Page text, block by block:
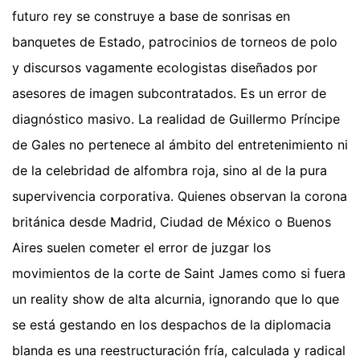
futuro rey se construye a base de sonrisas en
banquetes de Estado, patrocinios de torneos de polo
y discursos vagamente ecologistas diseñados por
asesores de imagen subcontratados. Es un error de
diagnóstico masivo. La realidad de Guillermo Príncipe
de Gales no pertenece al ámbito del entretenimiento ni
de la celebridad de alfombra roja, sino al de la pura
supervivencia corporativa. Quienes observan la corona
británica desde Madrid, Ciudad de México o Buenos
Aires suelen cometer el error de juzgar los
movimientos de la corte de Saint James como si fuera
un reality show de alta alcurnia, ignorando que lo que
se está gestando en los despachos de la diplomacia
blanda es una reestructuración fría, calculada y radical